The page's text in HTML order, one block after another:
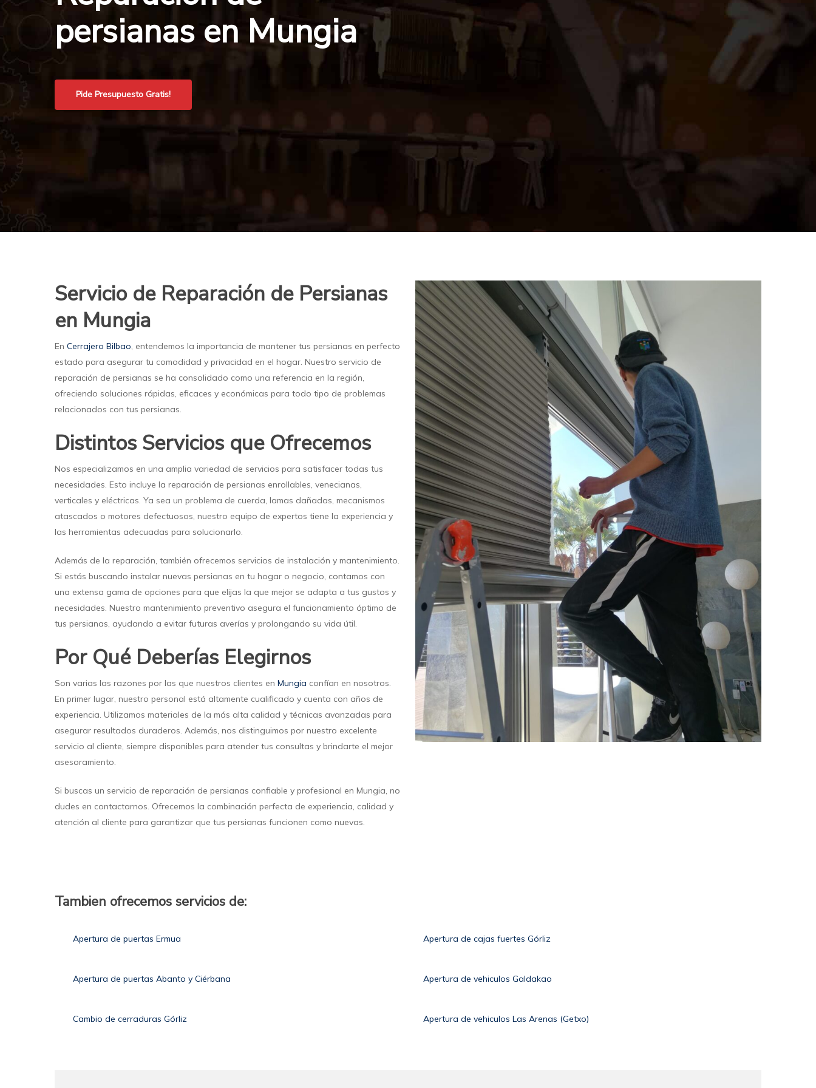
persianas en Mungia
Pide Presupuesto Gratis!
Servicio de Reparación de Persianas
en Mungia
EnCerrajero Bilbao, entendemos la importancia de mantener tus persianas en perfecto
estado para asegurar tu comodidad y privacidad en el hogar. Nuestro servicio de
reparación de persianas se ha consolidado como una referencia en la región,
ofreciendo soluciones rápidas, eficaces y económicas para todo tipo de problemas
relacionados con tus persianas.
Distintos Servicios que Ofrecemos
Nos especializamos en una amplia variedad de servicios para satisfacer todas tus
necesidades. Esto incluye la reparación de persianas enrollables, venecianas,
verticales y eléctricas. Ya sea un problema de cuerda, lamas dañadas, mecanismos
atascados o motores defectuosos, nuestro equipo de expertos tiene la experiencia y
las herramientas adecuadas para solucionarlo.
Además de la reparación, también ofrecemos servicios de instalación y mantenimiento.
Si estás buscando instalar nuevas persianas en tu hogar o negocio, contamos con
una extensa gama de opciones para que elijas la que mejor se adapta a tus gustos y
necesidades. Nuestro mantenimiento preventivo asegura el funcionamiento óptimo de
tus persianas, ayudando a evitar futuras averías y prolongando su vida útil.
Por Qué Deberías Elegirnos
Son varias las razones por las que nuestros clientes enMungia confían en nosotros.
En primer lugar, nuestro personal está altamente cualificado y cuenta con años de
experiencia. Utilizamos materiales de la más alta calidad y técnicas avanzadas para
asegurar resultados duraderos. Además, nos distinguimos por nuestro excelente
servicio al cliente, siempre disponibles para atender tus consultas y brindarte el mejor
asesoramiento.
Si buscas un servicio de reparación de persianas confiable y profesional en Mungia, no
dudes en contactarnos. Ofrecemos la combinación perfecta de experiencia, calidad y
atención al cliente para garantizar que tus persianas funcionen como nuevas.
Tambien ofrecemos servicios de:
Apertura de puertas Ermua Apertura de cajas fuertes Górliz
Apertura de puertas Abanto y Ciérbana Apertura de vehiculos Galdakao
Cambio de cerraduras Górliz Apertura de vehiculos Las Arenas (Getxo)